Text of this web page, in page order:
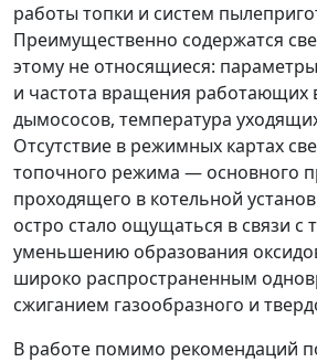
работы топки и систем
Преимущественно содержатся
этому не относящиеся:
и частота вращения работающих
дымососов, температура
Отсутствие в режимных картах
топочного режима — основного
проходящего в котельной
остро стало ощущаться в связи с
уменьшению образования
широко распространенным
сжиганием газообразного и
В работе помимо рекомендаций